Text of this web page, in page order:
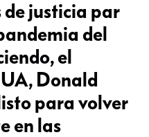
justicia par
del
el
Donald
para volver
en las